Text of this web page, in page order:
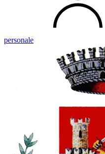
personale